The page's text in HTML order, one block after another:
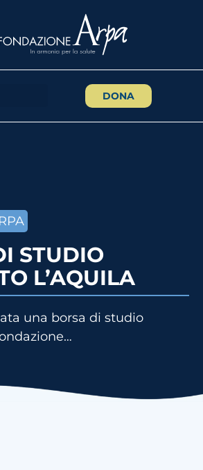
DONA
STUDIO
L’AQUILA
una borsa di studio